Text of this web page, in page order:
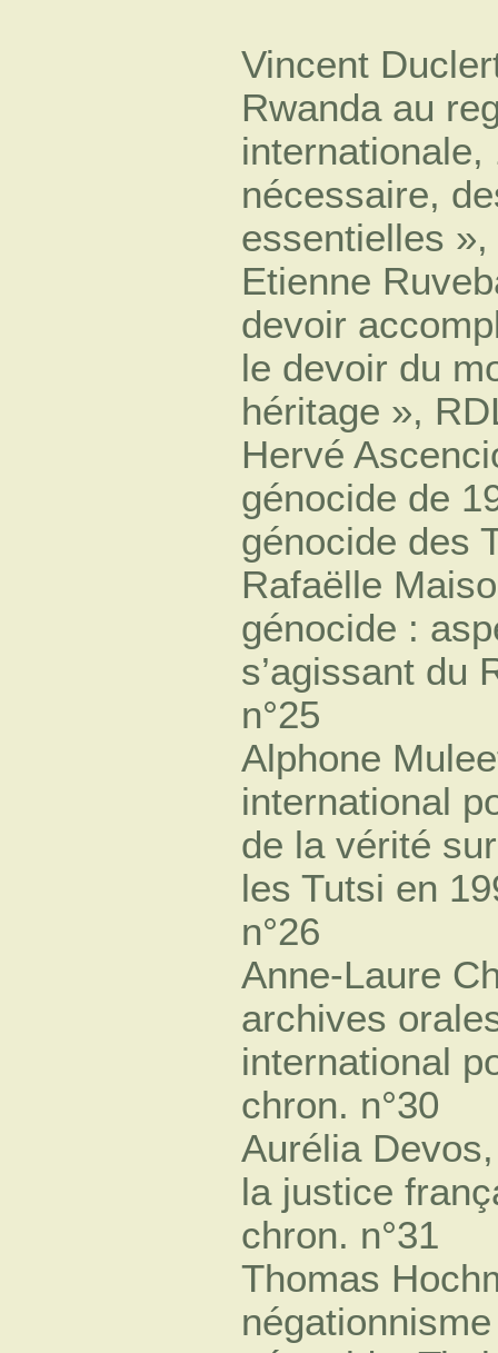
Vincent
Rwanda au
nécessaire,
essentielles
Etienne
devoir
le devoir du
héritage »,
Hervé
génocide de
génocide des
Rafaëlle
génocide :
s’agissant du
n°25
Alphone
international
de la vérité
les Tutsi en
n°26
Anne-Laure
archives
international
chron. n°30
Aurélia
la justice
chron. n°31
Thomas